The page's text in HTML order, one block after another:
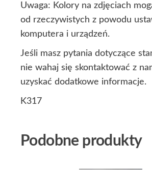
Uwaga: Kolory na zdjęciach
od rzeczywistych z powodu
komputera i urządzeń.
Jeśli masz pytania dotyczące
nie wahaj się skontaktować z
uzyskać dodatkowe informacje.
K317
Podobne produkty